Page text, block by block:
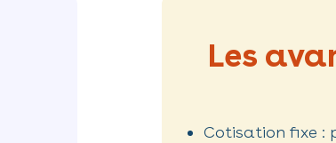
Les
Cotisation fixe :